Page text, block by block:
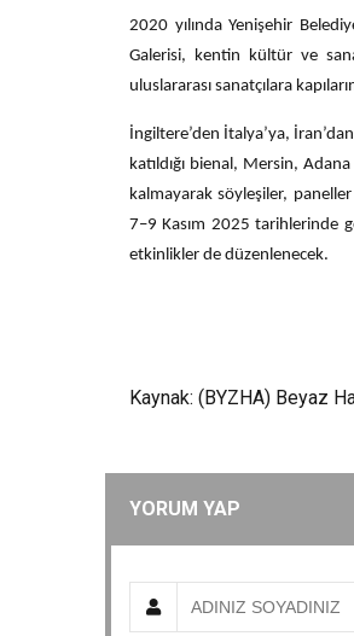
2020 yılında Yenişehir
Galerisi, kentin kültür ve
uluslararası sanatçılara
İngiltere’den İtalya’ya,
katıldığı bienal, Mersin,
kalmayarak söyleşiler,
7–9 Kasım 2025 tarihlerinde
etkinlikler de düzenlenecek.
Kaynak: (BYZHA) Beyaz
YORUM YAP